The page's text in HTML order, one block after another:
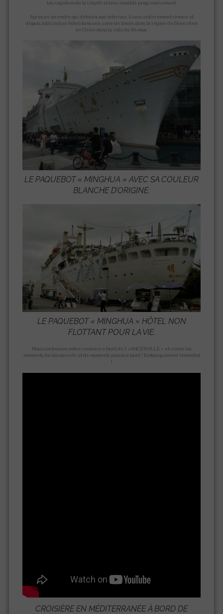
les registres de la Lloyd’s et sera ensablé progressivement.
Après un incendie qui détruira son intérieur, il sera entièrement rénové et
depuis 2001 c’est un hôtel dans une zone de loisirs dans la région de Shenzhen
en Chine dans la ville de Shekou.
LE PAQUEBOT « MINGHUA » AVEC SA COULEUR
BLANCHE D’ORIGINE.
LE PAQUEBOT « MINGHUA » HÔTEL NON
FLOTTANT POUR LA VIE.
Nous continuons notre croisière à bord de l' »ANCERVILLE » et vivons les
moments de découverte et de moments passés à bord ! Embarquement immédiat
!
CROISIÈRE EN MÉDITERRANÉE À BORD DE